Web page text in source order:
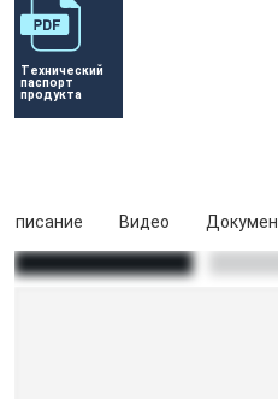
Технический
паспорт
продукта
Описание Видео